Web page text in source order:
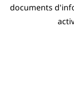
documents